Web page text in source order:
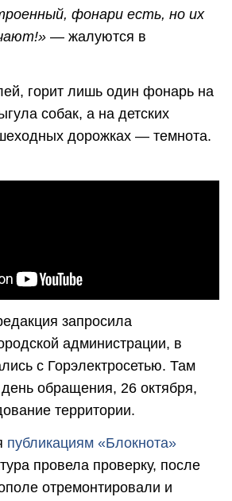
фонари есть, но их
— жалуются в
горит лишь один фонарь на
собак, а на детских
дорожках — темнота.
запросила
администрации, в
с Горэлектросетью. Там
обращения, 26 октября,
территории.
публикациям «Блокнота»
провела проверку, после
отремонтировали и